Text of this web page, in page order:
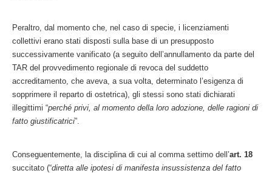
Peraltro, dal momento che, nel caso di specie, i licenziamenti
collettivi erano stati disposti sulla base di un presupposto
successivamente vanificato (a seguito dell’annullamento da parte del
TAR del provvedimento regionale di revoca del suddetto
accreditamento, che aveva, a sua volta, determinato l’esigenza di
sopprimere il reparto di ostetrica), gli stessi sono stati dichiarati
illegittimi “perché privi, al momento della loro adozione, delle ragioni di
fatto giustificatrici”.
Conseguentemente, la disciplina di cui al comma settimo dell’art. 18
succitato (“diretta alle ipotesi di manifesta insussistenza del fatto